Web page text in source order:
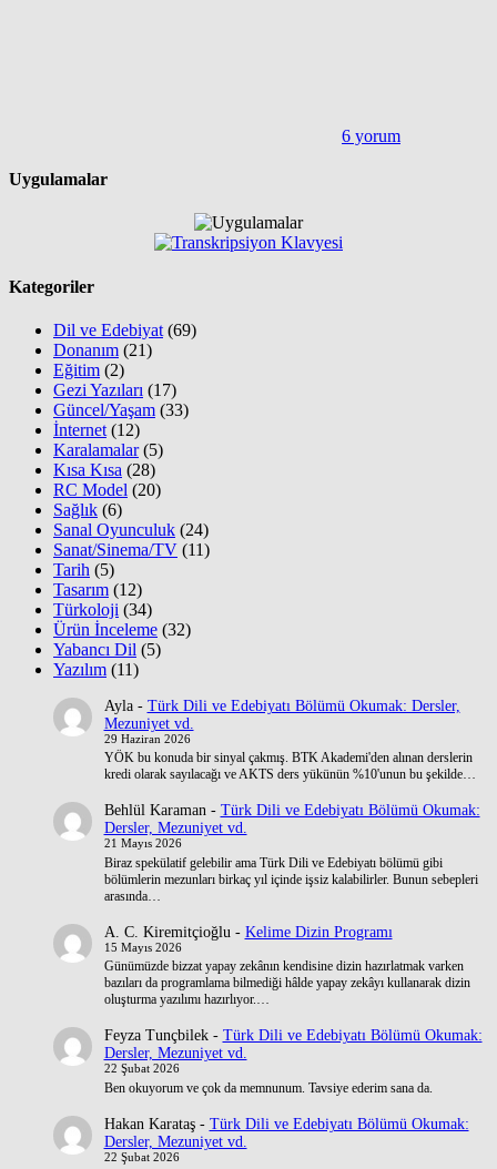
6 yorum
Uygulamalar
Kategoriler
Dil ve Edebiyat (69)
Donanım (21)
Eğitim (2)
Gezi Yazıları (17)
Güncel/Yaşam (33)
İnternet (12)
Karalamalar(5)
Kısa Kısa (28)
RC Model (20)
Sağlık (6)
Sanal Oyunculuk (24)
Sanat/Sinema/TV (11)
Tarih (5)
Tasarım (12)
Türkoloji (34)
Ürün İnceleme (32)
Yabancı Dil (5)
Yazılım (11)
Ayla- Türk Dili ve Edebiyatı Bölümü Okumak: Dersler,
Mezuniyet vd.
29 Haziran 2026
YÖK bu konuda bir sinyal çakmış. BTK Akademi'den alınan derslerin
kredi olarak sayılacağı ve AKTS ders yükünün %10'unun bu şekilde…
Behlül Karaman- Türk Dili ve Edebiyatı Bölümü Okumak:
Dersler, Mezuniyet vd.
21 Mayıs 2026
Biraz spekülatif gelebilir ama Türk Dili ve Edebiyatı bölümü gibi
bölümlerin mezunları birkaç yıl içinde işsiz kalabilirler. Bunun sebepleri
arasında…
A. C. Kiremitçioğlu - Kelime Dizin Programı
15 Mayıs 2026
Günümüzde bizzat yapay zekânın kendisine dizin hazırlatmak varken
bazıları da programlama bilmediği hâlde yapay zekâyı kullanarak dizin
oluşturma yazılımı hazırlıyor.…
Feyza Tunçbilek- Türk Dili ve Edebiyatı Bölümü Okumak:
Dersler, Mezuniyet vd.
22 Şubat 2026
Ben okuyorum ve çok da memnunum. Tavsiye ederim sana da.
Hakan Karataş- Türk Dili ve Edebiyatı Bölümü Okumak:
Dersler, Mezuniyet vd.
22 Şubat 2026